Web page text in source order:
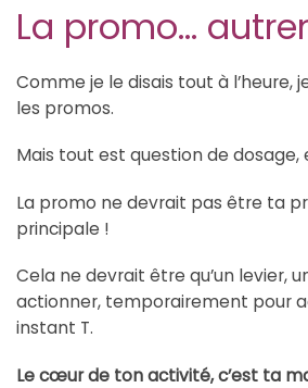
La promo…
Comme je le disais tout à l’heure,
les promos.
Mais tout est question de dosage,
La promo ne devrait pas être ta
principale !
Cela ne devrait être qu’un levier,
actionner, temporairement pour
instant T.
Le cœur de ton activité, c’est ta